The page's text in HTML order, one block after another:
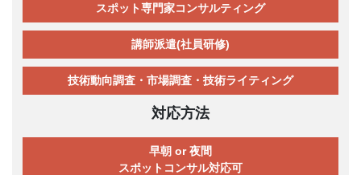
スポット専門家コンサルティング
講師派遣(社員研修)
技術動向調査・市場調査・技術ライティング
対応方法
早朝 or 夜間
スポットコンサル対応可